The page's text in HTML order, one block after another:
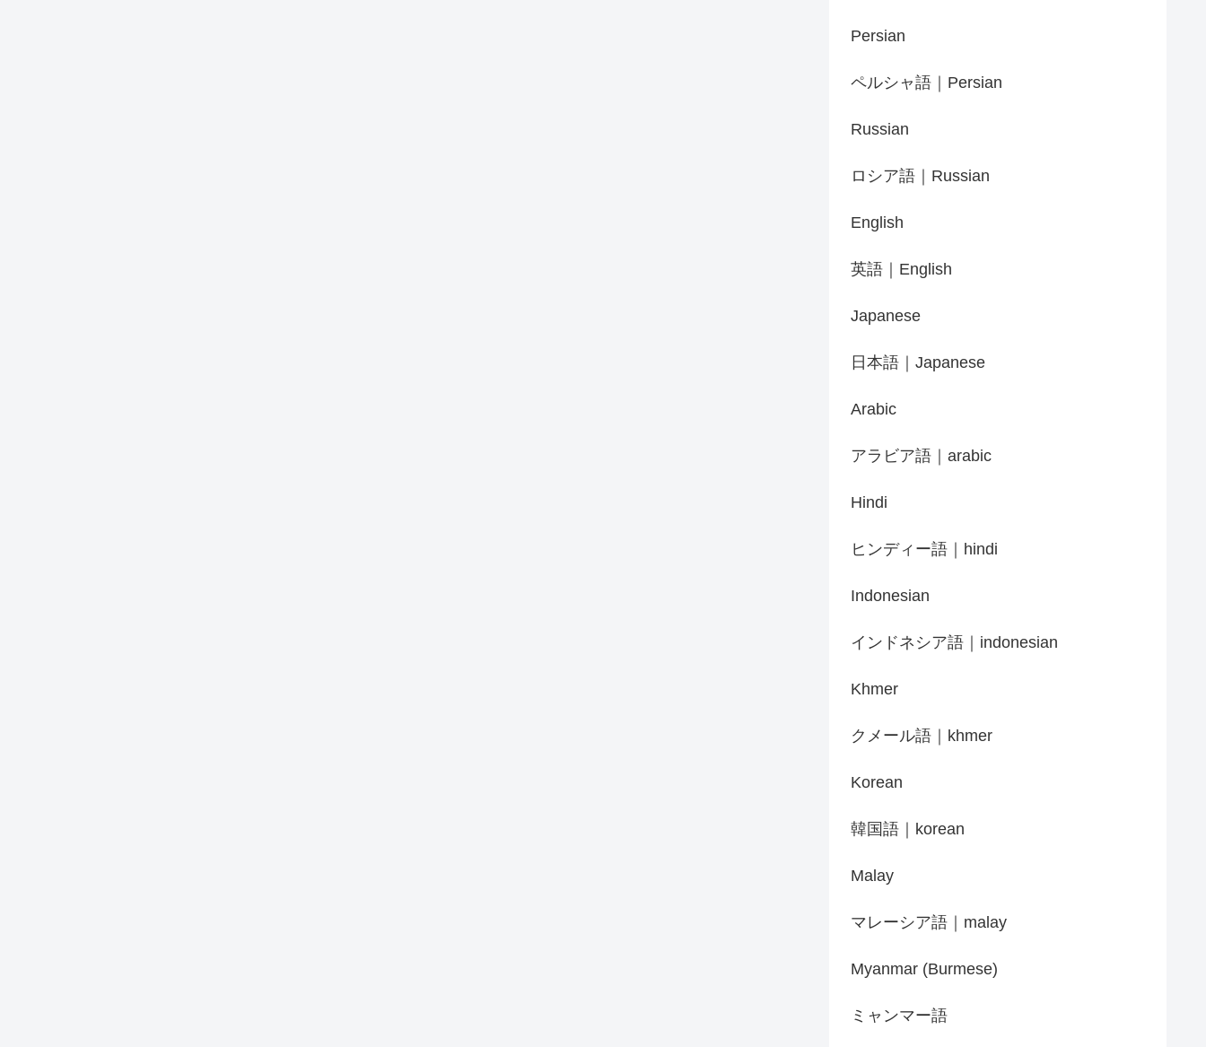
Persian
ペルシャ語｜Persian
Russian
ロシア語｜Russian
English
英語｜English
Japanese
日本語｜Japanese
Arabic
アラビア語｜arabic
Hindi
ヒンディー語｜hindi
Indonesian
インドネシア語｜indonesian
Khmer
クメール語｜khmer
Korean
韓国語｜korean
Malay
マレーシア語｜malay
Myanmar (Burmese)
ミャンマー語